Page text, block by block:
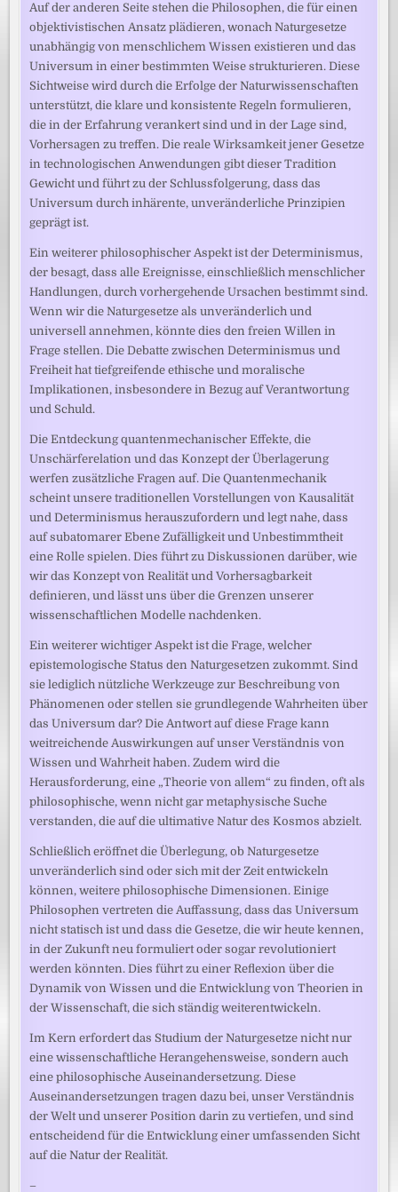
Auf der anderen Seite stehen die Philosophen, die für einen
objektivistischen Ansatz plädieren, wonach Naturgesetze
unabhängig von menschlichem Wissen existieren und das
Universum in einer bestimmten Weise strukturieren. Diese
Sichtweise wird durch die Erfolge der Naturwissenschaften
unterstützt, die klare und konsistente Regeln formulieren,
die in der Erfahrung verankert sind und in der Lage sind,
Vorhersagen zu treffen. Die reale Wirksamkeit jener Gesetze
in technologischen Anwendungen gibt dieser Tradition
Gewicht und führt zu der Schlussfolgerung, dass das
Universum durch inhärente, unveränderliche Prinzipien
geprägt ist.
Ein weiterer philosophischer Aspekt ist der Determinismus,
der besagt, dass alle Ereignisse, einschließlich menschlicher
Handlungen, durch vorhergehende Ursachen bestimmt sind.
Wenn wir die Naturgesetze als unveränderlich und
universell annehmen, könnte dies den freien Willen in
Frage stellen. Die Debatte zwischen Determinismus und
Freiheit hat tiefgreifende ethische und moralische
Implikationen, insbesondere in Bezug auf Verantwortung
und Schuld.
Die Entdeckung quantenmechanischer Effekte, die
Unschärferelation und das Konzept der Überlagerung
werfen zusätzliche Fragen auf. Die Quantenmechanik
scheint unsere traditionellen Vorstellungen von Kausalität
und Determinismus herauszufordern und legt nahe, dass
auf subatomarer Ebene Zufälligkeit und Unbestimmtheit
eine Rolle spielen. Dies führt zu Diskussionen darüber, wie
wir das Konzept von Realität und Vorhersagbarkeit
definieren, und lässt uns über die Grenzen unserer
wissenschaftlichen Modelle nachdenken.
Ein weiterer wichtiger Aspekt ist die Frage, welcher
epistemologische Status den Naturgesetzen zukommt. Sind
sie lediglich nützliche Werkzeuge zur Beschreibung von
Phänomenen oder stellen sie grundlegende Wahrheiten über
das Universum dar? Die Antwort auf diese Frage kann
weitreichende Auswirkungen auf unser Verständnis von
Wissen und Wahrheit haben. Zudem wird die
Herausforderung, eine „Theorie von allem“ zu finden, oft als
philosophische, wenn nicht gar metaphysische Suche
verstanden, die auf die ultimative Natur des Kosmos abzielt.
Schließlich eröffnet die Überlegung, ob Naturgesetze
unveränderlich sind oder sich mit der Zeit entwickeln
können, weitere philosophische Dimensionen. Einige
Philosophen vertreten die Auffassung, dass das Universum
nicht statisch ist und dass die Gesetze, die wir heute kennen,
in der Zukunft neu formuliert oder sogar revolutioniert
werden könnten. Dies führt zu einer Reflexion über die
Dynamik von Wissen und die Entwicklung von Theorien in
der Wissenschaft, die sich ständig weiterentwickeln.
Im Kern erfordert das Studium der Naturgesetze nicht nur
eine wissenschaftliche Herangehensweise, sondern auch
eine philosophische Auseinandersetzung. Diese
Auseinandersetzungen tragen dazu bei, unser Verständnis
der Welt und unserer Position darin zu vertiefen, und sind
entscheidend für die Entwicklung einer umfassenden Sicht
auf die Natur der Realität.
–